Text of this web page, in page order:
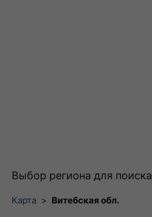
Выбор региона для поиска
Карта > Витебская обл.